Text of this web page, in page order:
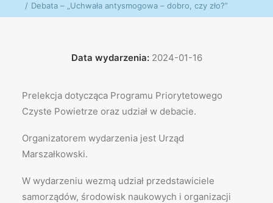
Debata – „Uchwała antysmogowa – dobro, czy zło?”
Data wydarzenia:2024-01-16
Prelekcja dotycząca Programu Priorytetowego
Czyste Powietrze oraz udział w debacie.
Organizatorem wydarzenia jest Urząd
Marszałkowski.
W wydarzeniu wezmą udział przedstawiciele
samorządów, środowisk naukowych i organizacji